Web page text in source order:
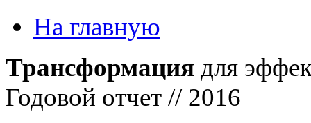
На главную
Трансформация для
Годовой отчет // 2016